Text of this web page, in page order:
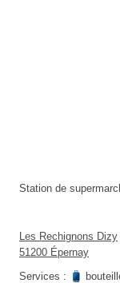
Station de
Les Rechignons Dizy
51200 Épernay
Services :